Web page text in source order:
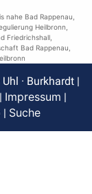
nahe Bad Rappenau
Heilbronn
Friedrichshall,
Bad Rappenau
· Burkhardt |
| Impressum |
| Suche